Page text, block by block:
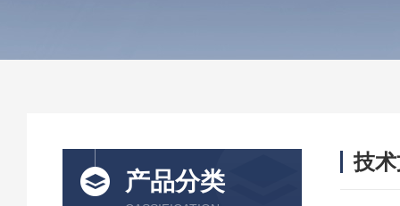
产品分类
技